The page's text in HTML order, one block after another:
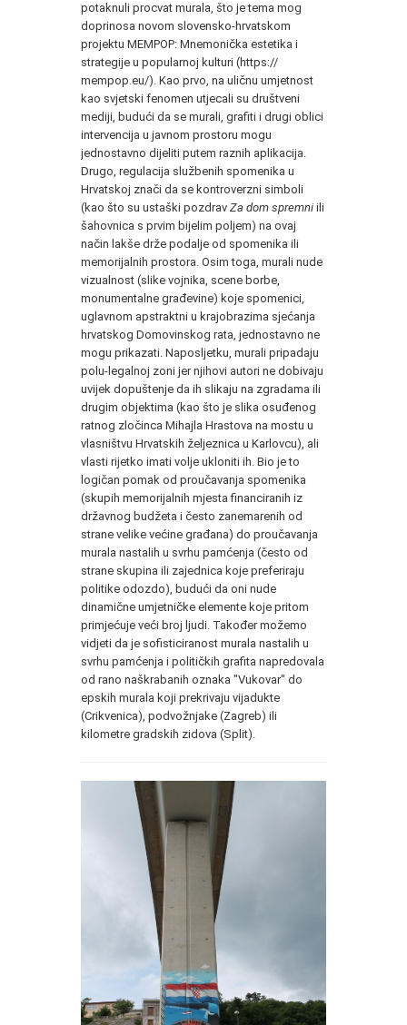
potaknuli procvat murala, što je tema mog
doprinosa novom slovensko-hrvatskom
projektu MEMPOP: Mnemonička estetika i
strategije u popularnoj kulturi (https://
mempop.eu/). Kao prvo, na uličnu umjetnost
kao svjetski fenomen utjecali su društveni
mediji, budući da se murali, grafiti i drugi oblici
intervencija u javnom prostoru mogu
jednostavno dijeliti putem raznih aplikacija.
Drugo, regulacija službenih spomenika u
Hrvatskoj znači da se kontroverzni simboli
(kao što su ustaški pozdrav Za dom spremni ili
šahovnica s prvim bijelim poljem) na ovaj
način lakše drže podalje od spomenika ili
memorijalnih prostora. Osim toga, murali nude
vizualnost (slike vojnika, scene borbe,
monumentalne građevine) koje spomenici,
uglavnom apstraktni u krajobrazima sjećanja
hrvatskog Domovinskog rata, jednostavno ne
mogu prikazati. Naposljetku, murali pripadaju
polu-legalnoj zoni jer njihovi autori ne dobivaju
uvijek dopuštenje da ih slikaju na zgradama ili
drugim objektima (kao što je slika osuđenog
ratnog zločinca Mihajla Hrastova na mostu u
vlasništvu Hrvatskih željeznica u Karlovcu), ali
vlasti rijetko imati volje ukloniti ih. Bio je to
logičan pomak od proučavanja spomenika
(skupih memorijalnih mjesta financiranih iz
državnog budžeta i često zanemarenih od
strane velike većine građana) do proučavanja
murala nastalih u svrhu pamćenja (često od
strane skupina ili zajednica koje preferiraju
politike odozdo), budući da oni nude
dinamične umjetničke elemente koje pritom
primjećuje veći broj ljudi. Također možemo
vidjeti da je sofisticiranost murala nastalih u
svrhu pamćenja i političkih grafita napredovala
od rano naškrabanih oznaka "Vukovar" do
epskih murala koji prekrivaju vijadukte
(Crikvenica), podvožnjake (Zagreb) ili
kilometre gradskih zidova (Split).